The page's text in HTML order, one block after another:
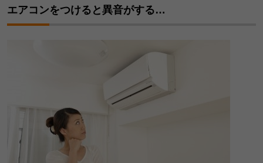
エアコンをつけると異音がする…